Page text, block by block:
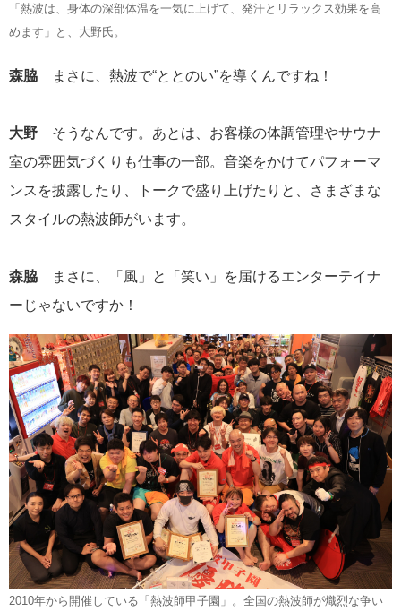
「熱波は、身体の深部体温を一気に上げて、発汗とリラックス効果を高
めます」と、大野氏。
森脇 まさに、熱波で“ととのい”を導くんですね！
大野 そうなんです。あとは、お客様の体調管理やサウナ
室の雰囲気づくりも仕事の一部。音楽をかけてパフォーマ
ンスを披露したり、トークで盛り上げたりと、さまざまな
スタイルの熱波師がいます。
森脇 まさに、「風」と「笑い」を届けるエンターテイナ
ーじゃないですか！
2010年から開催している「熱波師甲子園」。全国の熱波師が熾烈な争い